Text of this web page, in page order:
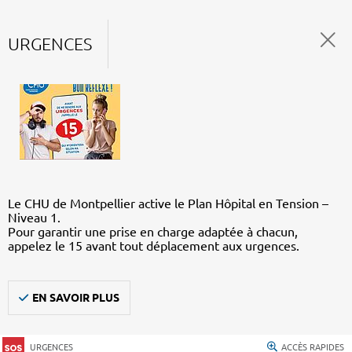
URGENCES
Le CHU de Montpellier active le Plan Hôpital en Tension –
Niveau 1.
Pour garantir une prise en charge adaptée à chacun,
appelez le 15 avant tout déplacement aux urgences.
EN SAVOIR PLUS
URGENCES ACCÈS RAPIDES